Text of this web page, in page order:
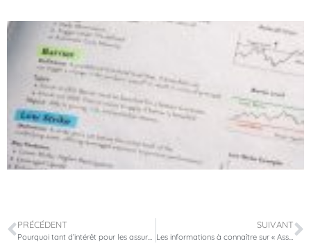
PRÉCÉDENT SUIVANT
Les informations à connaître sur « Assurance Responsabilité Civile